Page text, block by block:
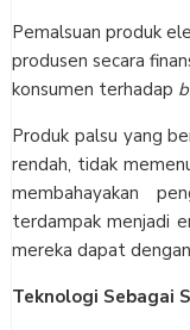
Pemalsuan produk
produsen secara
konsumen terhadap
Produk palsu yang
rendah, tidak
membahayakan
terdampak menjadi
mereka dapat
Teknologi Sebagai